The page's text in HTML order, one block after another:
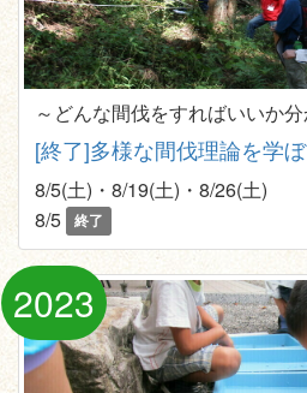
～どんな間伐をすればいいか
[終了]多様な間伐理論を学ぼ
8/5(土)・8/19(土)・8/26(土)
8/5
終了
2023